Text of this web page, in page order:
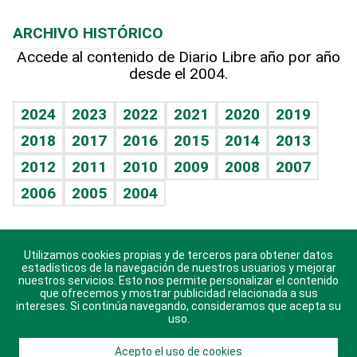
Hablando con el pediatra
Vida y familia
Eñe
Celebrando la vida
Sin complejos
En pocas palabras
Escuchando al corazón
Economía Personal
Línea de hit
TBT Deportivo
Más firmas
Hecho en casa
Guía del dinero
Cumpleaños
Horóscopos
Crucigramas
ARCHIVO HISTÓRICO
Accede al contenido de Diario Libre año por año
desde el 2004.
2024 2023 2022 2021 2020
2019
2018
2017 2016 2015 2014
2013
2012
2011 2010 2009 2008
2007
2006
2005 2004
Descarga nuestras aplicaciones para Android, iOS y
sistema Huawei.
Utilizamos cookies propias y de terceros para obtener datos
estadísticos de la navegación de nuestros usuarios y mejorar
nuestros servicios. Esto nos permite personalizar el contenido
que ofrecemos y mostrar publicidad relacionada a sus
intereses. Si continúa navegando, consideramos que acepta su
uso.
Acepto el uso de cookies